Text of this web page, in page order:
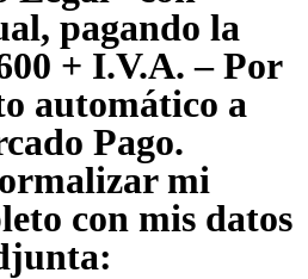
pagando la
+ I.V.A. – Por
automático a
Pago.
mi
con mis datos